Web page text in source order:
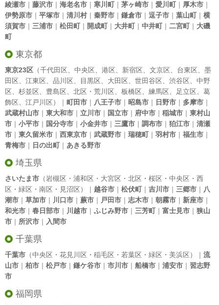
綾瀬市 ｜ 藤沢市 ｜ 海老名市 ｜ 寒川町｜ 茅ヶ崎市 ｜ 愛川町｜ 厚木市 ｜
伊勢原市 ｜ 平塚市 ｜ 清川村｜ 秦野市 ｜ 鎌倉市 ｜ 逗子市 ｜ 葉山町｜ 横
須賀市 ｜ 三浦市 ｜ 松田町｜ 開成町｜ 大井町｜ 中井町｜ 二宮町｜ 大磯
町
東京都
東京23区 （千代田区 中央区 港区 新宿区 文京区 台東区
墨
田区
江東区 品川区 目黒区 大田区 世田谷区 渋谷区
中野
区
杉並区 豊島区 北区 ・ 荒川区 板橋区 練馬区 足立区
葛
飾区
江戸川区）｜ 町田市 ｜ 八王子市 ｜ 昭島市 ｜ 日野市 ｜ 多摩市 ｜
武蔵村山市 ｜ 東大和市 ｜ 立川市 ｜ 国立市 ｜ 府中市 ｜ 稲城市 ｜ 東村山
市 ｜ 小平市 ｜ 国分寺市 ｜ 小金井市 ｜ 三鷹市 ｜ 調布市 ｜ 狛江市 ｜ 清瀬
市 ｜ 東久留米市 ｜ 西東京市 ｜ 武蔵野市 ｜ 瑞穂町｜ 羽村市 ｜ 福生市 ｜
青梅市 ｜ 日の出町｜ あきる野市
埼玉県
さいたま市 （岩槻区・浦和区・大宮区・北区・桜区・中央区・西
区・緑区・南区・見沼区）｜ 越谷市 ｜ 松伏町｜ 吉川市 ｜ 三郷市 ｜ 八
潮市 ｜ 草加市 ｜ 川口市 ｜ 蕨市 ｜ 戸田市 ｜ 志木市 ｜ 朝霧市 ｜ 新座市 ｜
和光市 ｜ 春日部市 ｜ 川越市 ｜ ふじみ野市 ｜ 三芳町｜ 富士見市 ｜ 狭山
市 ｜ 所沢市 ｜ 入間市
千葉県
千葉市 （中央区・花見川区・稲毛区・若葉区・緑区・美浜区）｜ 流
山市 ｜ 柏市 ｜ 松戸市 ｜ 鎌ケ谷市 ｜ 市川市 ｜ 船橋市 ｜ 浦安市 ｜ 習志野
市
福岡県